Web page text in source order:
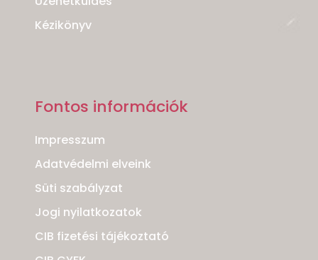
Kézikönyv
Fontos információk
Impresszum
Adatvédelmi elveink
Süti szabályzat
Jogi nyilatkozatok
CIB fizetési tájékoztató